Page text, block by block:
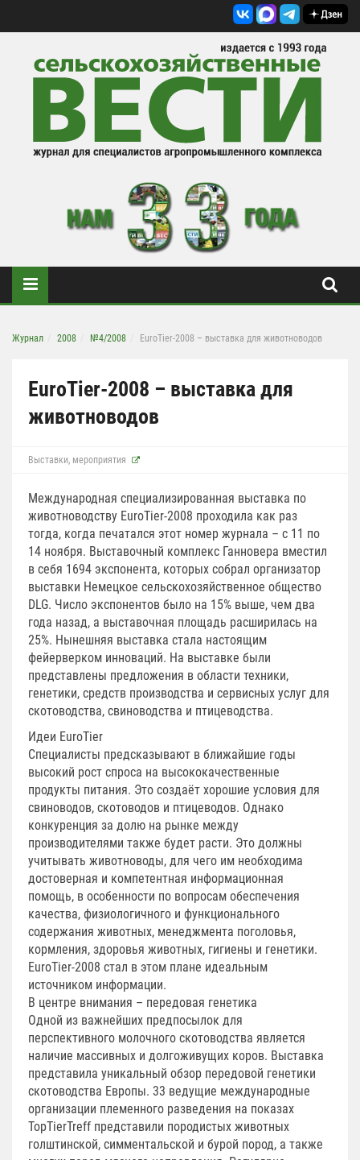
Журнал 2008 №4/2008 EuroTier-2008 – выставка для животноводов
EuroTier-2008 – выставка для
животноводов
Выставки, мероприятия
Международная специализированная выставка по
животноводству EuroTier-2008 проходила как раз
тогда, когда печатался этот номер журнала – с 11 по
14 ноября. Выставочный комплекс Ганновера вместил
в себя 1694 экспонента, которых собрал организатор
выставки Немецкое сельскохозяйственное общество
DLG. Число экспонентов было на 15% выше, чем два
года назад, а выставочная площадь расширилась на
25%. Нынешняя выставка стала настоящим
фейерверком инноваций. На выставке были
представлены предложения в области техники,
генетики, средств производства и сервисных услуг для
скотоводства, свиноводства и птицеводства.
Идеи EuroTier
Специалисты предсказывают в ближайшие годы
высокий рост спроса на высококачественные
продукты питания. Это создаёт хорошие условия для
свиноводов, скотоводов и птицеводов. Однако
конкуренция за долю на рынке между
производителями также будет расти. Это должны
учитывать животноводы, для чего им необходима
достоверная и компетентная информационная
помощь, в особенности по вопросам обеспечения
качества, физиологичного и функционального
содержания животных, менеджмента поголовья,
кормления, здоровья животных, гигиены и генетики.
EuroTier-2008 стал в этом плане идеальным
источником информации.
В центре внимания – передовая генетика
Одной из важнейших предпосылок для
перспективного молочного скотоводства является
наличие массивных и долгоживущих коров. Выставка
представила уникальный обзор передовой генетики
скотоводства Европы. 33 ведущие международные
организации племенного разведения на показах
TopTierTreff представили породистых животных
голштинской, симментальской и бурой пород, а также